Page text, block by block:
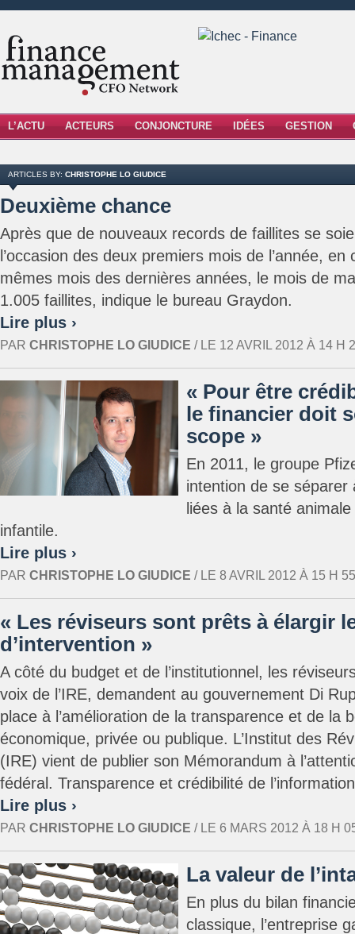
L’ACTU ACTEURS CONJONCTURE IDÉES GESTION
ARTICLES BY: CHRISTOPHE LO GIUDICE
Deuxième chance
Après que de nouveaux records de faillites se
l’occasion des deux premiers mois de l’année,
mêmes mois des dernières années, le mois de
1.005 faillites, indique le bureau Graydon.
Lire plus ›
PAR CHRISTOPHE LO GIUDICE / LE 12 AVRIL 2012 À 14 H
« Pour être
le financier doit
scope »
En 2011, le groupe
intention de se
liées à la santé
infantile.
Lire plus ›
PAR CHRISTOPHE LO GIUDICE / LE 8 AVRIL 2012 À 15 H
« Les réviseurs sont prêts à élargir
d’intervention »
A côté du budget et de l’institutionnel, les
voix de l’IRE, demandent au gouvernement Di
place à l’amélioration de la transparence et de la
économique, privée ou publique. L’Institut des
(IRE) vient de publier son Mémorandum à
fédéral. Transparence et crédibilité de
Lire plus ›
PAR CHRISTOPHE LO GIUDICE / LE 6 MARS 2012 À 18 H
La valeur de
En plus du bilan
classique, l’entreprise